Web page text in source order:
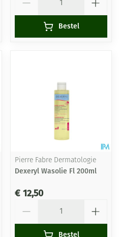
Bestel
Pierre Fabre Dermatologie
Dexeryl Wasolie Fl 200ml
€ 12,50
Bestel